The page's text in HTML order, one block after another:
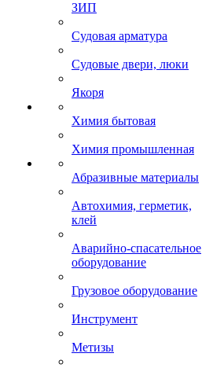
ЗИП
Судовая арматура
Судовые двери, люки
Якоря
Химия бытовая
Химия промышленная
Абразивные материалы
Автохимия, герметик,
клей
Аварийно-спасательное
оборудование
Грузовое оборудование
Инструмент
Метизы